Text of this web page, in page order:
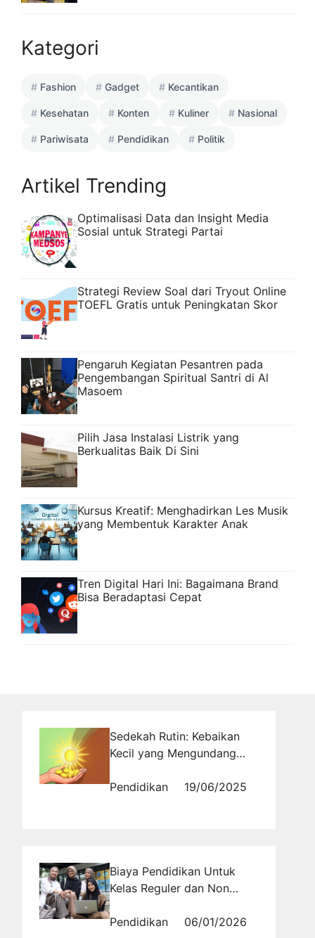
Kategori
Fashion Gadget Kecantikan
Kesehatan Konten Kuliner Nasional
Pariwisata Pendidikan Politik
Artikel Trending
Optimalisasi Data dan Insight Media
Sosial untuk Strategi Partai
Strategi Review Soal dari Tryout Online
TOEFL Gratis untuk Peningkatan Skor
Pengaruh Kegiatan Pesantren pada
Pengembangan Spiritual Santri di Al
Masoem
Pilih Jasa Instalasi Listrik yang
Berkualitas Baik Di Sini
Kursus Kreatif: Menghadirkan Les Musik
yang Membentuk Karakter Anak
Tren Digital Hari Ini: Bagaimana Brand
Bisa Beradaptasi Cepat
Sedekah Rutin: Kebaikan
Kecil yang Mengundang
Pendidikan
19/06/2025
Biaya Pendidikan Untuk
Kelas Reguler dan Non
Sekitar 5,5 Juta Untuk
Pendidikan 06/01/2026